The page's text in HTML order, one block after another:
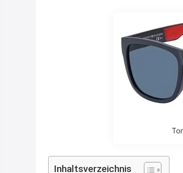
Inhaltsverzeichnis